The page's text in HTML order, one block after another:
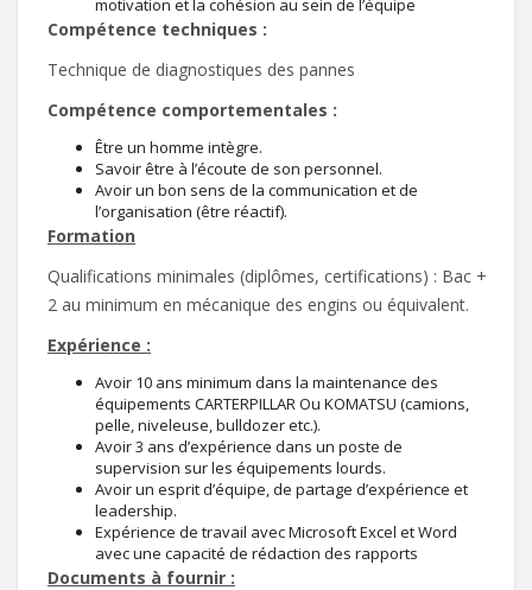
Compétence techniques :
Technique de diagnostiques des pannes
Compétence comportementales :
Être un homme intègre.
Savoir être à l’écoute de son personnel.
Avoir un bon sens de la communication et de
l’organisation (être réactif).
Formation
Qualifications minimales (diplômes, certifications) : Bac +
2 au minimum en mécanique des engins ou équivalent.
Expérience :
Avoir 10 ans minimum dans la maintenance des
équipements CARTERPILLAR Ou KOMATSU (camions,
pelle, niveleuse, bulldozer etc.).
Avoir 3 ans d’expérience dans un poste de
supervision sur les équipements lourds.
Avoir un esprit d’équipe, de partage d’expérience et
leadership.
Expérience de travail avec Microsoft Excel et Word
avec une capacité de rédaction des rapports
Documents à fournir :